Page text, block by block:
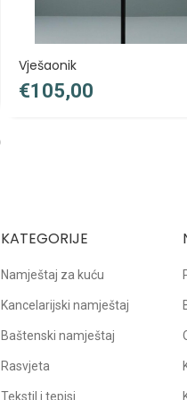
Vješaonik
€
KATEGORIJE
Namještaj za kuću
Kancelarijski namještaj
Baštenski namještaj
Rasvjeta
Tekstil i tepisi